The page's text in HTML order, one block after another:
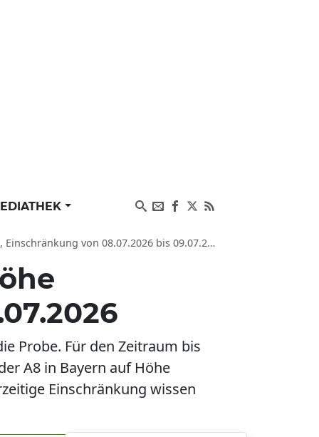
Verkehr, Staugefahr in Raubling PLZ 83064, Pfraundorf, Redenfelden auf A8
Probe. Für den Zeitraum bis
A8 in Bayern auf Höhe
Einschränkung wissen